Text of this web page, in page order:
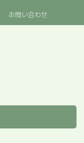
お問い合わせ